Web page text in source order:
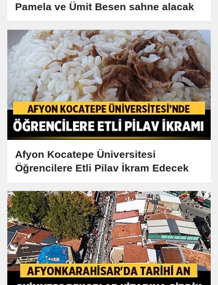
Pamela ve Ümit Besen sahne alacak
Afyon Kocatepe Üniversitesi
Öğrencilere Etli Pilav İkram Edecek